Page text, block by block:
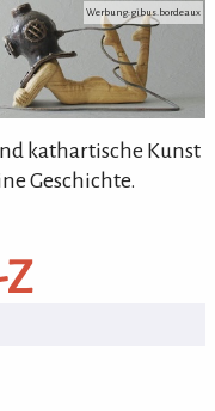
Werbung: gibus.bordeaux
kathartische Kunst
Geschichte.